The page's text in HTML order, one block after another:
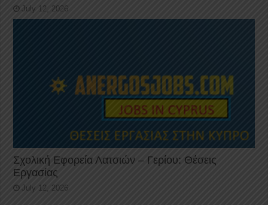
July 12, 2026
Σχολική Εφορεία Λατσιών – Γερίου: Θέσεις
Εργασίας
July 12, 2026